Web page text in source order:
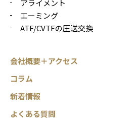
アライメント
エーミング
ATF/CVTFの圧送交換
会社概要＋アクセス
コラム
新着情報
よくある質問